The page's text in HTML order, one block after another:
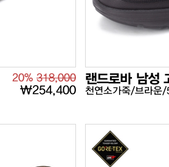
20% 318,000
₩254,400
랜드로바 남성
천연소가죽/브라운